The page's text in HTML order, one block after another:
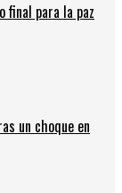
final para la paz
un choque en